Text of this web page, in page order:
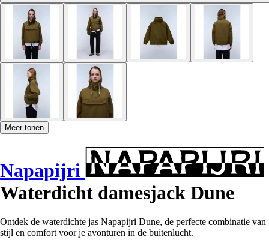
Meer tonen
Napapijri
Waterdicht damesjack Dune
Ontdek de waterdichte jas Napapijri Dune, de perfecte combinatie van
stijl en comfort voor je avonturen in de buitenlucht.